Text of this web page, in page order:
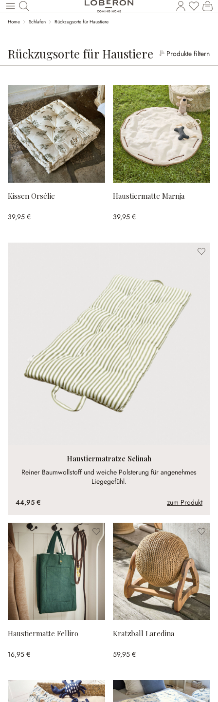
Zum Hauptinhalt springen
Home Schlafen Rückzugsorte für Haustiere
Rückzugsorte für Haustiere Produkte filtern
Kissen Orsélie
39,95 €
Haustiermatratze Selinah
Reiner Baumwollstoff und weiche Polsterung für angenehmes
Liegegefühl.
44,95 € zum Produkt
Haustiermatte Marnja
39,95 €
Haustiermatte Felliro
16,95 €
Kratzball Laredina
59,95 €